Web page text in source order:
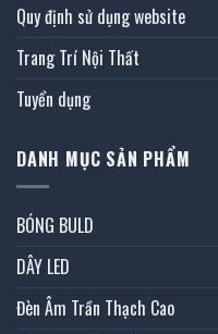
Quy định sử dụng website
Trang Trí Nội Thất
Tuyển dụng
DANH MỤC SẢN PHẨM
BÓNG BULD
DÂY LED
Đèn Âm Trần Thạch Cao